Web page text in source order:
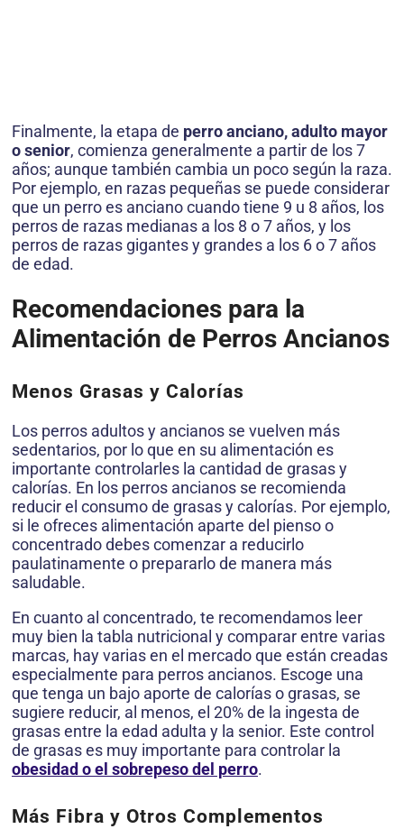
Finalmente, la etapa de perro anciano, adulto mayor
o senior, comienza generalmente a partir de los 7
años; aunque también cambia un poco según la raza.
Por ejemplo, en razas pequeñas se puede considerar
que un perro es anciano cuando tiene 9 u 8 años, los
perros de razas medianas a los 8 o 7 años, y los
perros de razas gigantes y grandes a los 6 o 7 años
de edad.
Recomendaciones para la
Alimentación de Perros Ancianos
Menos Grasas y Calorías
Los perros adultos y ancianos se vuelven más
sedentarios, por lo que en su alimentación es
importante controlarles la cantidad de grasas y
calorías. En los perros ancianos se recomienda
reducir el consumo de grasas y calorías. Por ejemplo,
si le ofreces alimentación aparte del pienso o
concentrado debes comenzar a reducirlo
paulatinamente o prepararlo de manera más
saludable.
En cuanto al concentrado, te recomendamos leer
muy bien la tabla nutricional y comparar entre varias
marcas, hay varias en el mercado que están creadas
especialmente para perros ancianos. Escoge una
que tenga un bajo aporte de calorías o grasas, se
sugiere reducir, al menos, el 20% de la ingesta de
grasas entre la edad adulta y la senior. Este control
de grasas es muy importante para controlar la
obesidad o el sobrepeso del perro.
Más Fibra y Otros Complementos